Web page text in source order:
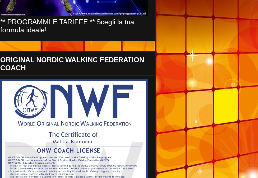
** PROGRAMMI E TARIFFE ** Scegli la tua
formula ideale!
ORIGINAL NORDIC WALKING FEDERATION
COACH